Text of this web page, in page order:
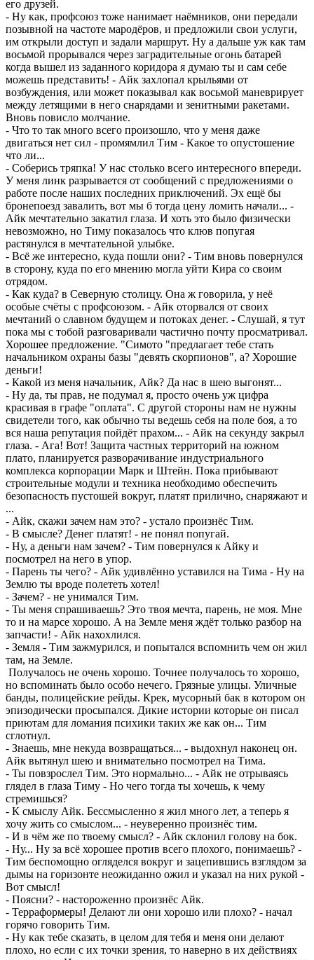
его друзей.
- Ну как, профсоюз тоже нанимает наёмников, они передали
позывной на частоте мародёров, и предложили свои услуги,
им открыли доступ и задали маршрут. Ну а дальше уж как там
восьмой прорывался через заградительные огонь батарей
когда вышел из заданного коридора я думаю ты и сам себе
можешь представить! - Айк захлопал крыльями от
возбуждения, или может показывал как восьмой маневрирует
между летящими в него снарядами и зенитными ракетами.
Вновь повисло молчание.
- Что то так много всего произошло, что у меня даже
двигаться нет сил - промямлил Тим - Какое то опустошение
что ли...
- Соберись тряпка! У нас столько всего интересного впереди.
У меня линк разрывается от сообщений с предложениями о
работе после наших последних приключений. Эх ещё бы
бронепоезд завалить, вот мы б тогда цену ломить начали... -
Айк мечтательно закатил глаза. И хоть это было физически
невозможно, но Тиму показалось что клюв попугая
растянулся в мечтательной улыбке.
- Всё же интересно, куда пошли они? - Тим вновь повернулся
в сторону, куда по его мнению могла уйти Кира со своим
отрядом.
- Как куда? в Северную столицу. Она ж говорила, у неё
особые счёты с профсоюзом. - Айк оторвался от своих
мечтаний о славном будущем и потоках денег. - Слушай, я тут
пока мы с тобой разговаривали частично почту просматривал.
Хорошее предложение. "Симото "предлагает тебе стать
начальником охраны базы "девять скорпионов", а? Хорошие
деньги!
- Какой из меня начальник, Айк? Да нас в шею выгонят...
- Ну да, ты прав, не подумал я, просто очень уж цифра
красивая в графе "оплата". С другой стороны нам не нужны
свидетели того, как обычно ты ведешь себя на поле боя, а то
вся наша репутация пойдёт прахом... - Айк на секунду закрыл
глаза. - Ага! Вот! Защита частных территорий на южном
плато, планируется разворачивание индустриального
комплекса корпорации Марк и Штейн. Пока прибывают
строительные модули и техника необходимо обеспечить
безопасность пустошей вокруг, платят прилично, снаряжают и
...
- Айк, скажи зачем нам это? - устало произнёс Тим.
- В смысле? Денег платят! - не понял попугай.
- Ну, а деньги нам зачем? - Тим повернулся к Айку и
посмотрел на него в упор.
- Парень ты чего? - Айк удивлённо уставился на Тима - Ну на
Землю ты вроде полететь хотел!
- Зачем? - не унимался Тим.
- Ты меня спрашиваешь? Это твоя мечта, парень, не моя. Мне
то и на марсе хорошо. А на Земле меня ждёт только разбор на
запчасти! - Айк нахохлился.
- Земля - Тим зажмурился, и попытался вспомнить чем он жил
там, на Земле.
Получалось не очень хорошо. Точнее получалось то хорошо,
но вспоминать было особо нечего. Грязные улицы. Уличные
банды, полицейские рейды. Крек, мусорный бак в котором он
эпизодически просыпался. Дикие истории которые он писал
приютам для ломания психики таких же как он... Тим
сглотнул.
- Знаешь, мне некуда возвращаться... - выдохнул наконец он.
Айк вытянул шею и внимательно посмотрел на Тима.
- Ты повзрослел Тим. Это нормально... - Айк не отрываясь
глядел в глаза Тиму - Но чего тогда ты хочешь, к чему
стремишься?
- К смыслу Айк. Бессмысленно я жил много лет, а теперь я
хочу жить со смыслом... - неуверенно произнёс тим.
- И в чём же по твоему смысл? - Айк склонил голову на бок.
- Ну... Ну за всё хорошее против всего плохого, понимаешь? -
Тим беспомощно огляделся вокруг и зацепившись взглядом за
дымы на горизонте неожиданно ожил и указал на них рукой -
Вот смысл!
- Поясни? - настороженно произнёс Айк.
- Терраформеры! Делают ли они хорошо или плохо? - начал
горячо говорить Тим.
- Ну как тебе сказать, в целом для тебя и меня они делают
плохо, но если с их точки зрения, то наверно в их действиях